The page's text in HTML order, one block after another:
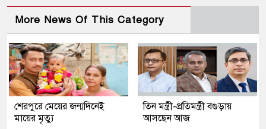
More News Of This Category
শেরপুরে মেয়ের জন্মদিনেই
মায়ের মৃত্যু
তিন মন্ত্রী-প্রতিমন্ত্রী বগুড়ায়
আসছেন আজ